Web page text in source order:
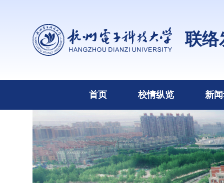
联络
首页 校情纵览 新